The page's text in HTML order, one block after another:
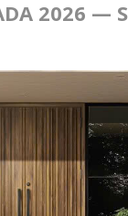
2026 —
trúc sư